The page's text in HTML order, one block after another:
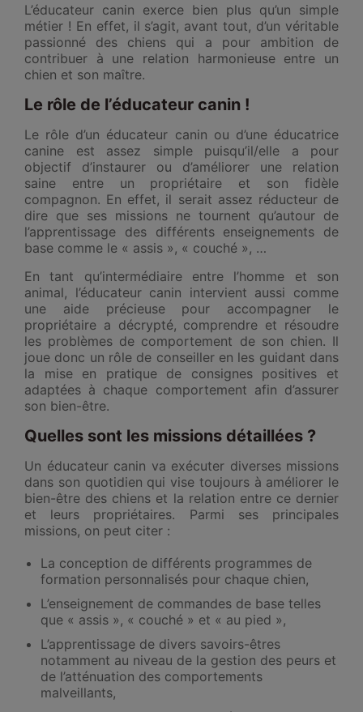
L’éducateur canin exerce bien plus qu’un simple
métier ! En effet, il s’agit, avant tout, d’un véritable
passionné des chiens qui a pour ambition de
contribuer à une relation harmonieuse entre un
chien et son maître.
Le rôle de l’éducateur canin !
Le rôle d’un éducateur canin ou d’une éducatrice
canine est assez simple puisqu’il/elle a pour
objectif d’instaurer ou d’améliorer une relation
saine entre un propriétaire et son fidèle
compagnon. En effet, il serait assez réducteur de
dire que ses missions ne tournent qu’autour de
l’apprentissage des différents enseignements de
base comme le « assis », « couché », …
En tant qu’intermédiaire entre l’homme et son
animal, l’éducateur canin intervient aussi comme
une aide précieuse pour accompagner le
propriétaire a décrypté, comprendre et résoudre
les problèmes de comportement de son chien. Il
joue donc un rôle de conseiller en les guidant dans
la mise en pratique de consignes positives et
adaptées à chaque comportement afin d’assurer
son bien-être.
Quelles sont les missions détaillées ?
Un éducateur canin va exécuter diverses missions
dans son quotidien qui vise toujours à améliorer le
bien-être des chiens et la relation entre ce dernier
et leurs propriétaires. Parmi ses principales
missions, on peut citer :
La conception de différents programmes de
formation personnalisés pour chaque chien,
L’enseignement de commandes de base telles
que « assis », « couché » et « au pied »,
L’apprentissage de divers savoirs-êtres
notamment au niveau de la gestion des peurs et
de l’atténuation des comportements
malveillants,